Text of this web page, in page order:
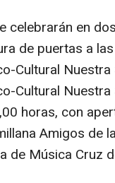
celebrarán en
de puertas a
Cultural
Cultural
horas, con
Amigos de
de Música Cruz